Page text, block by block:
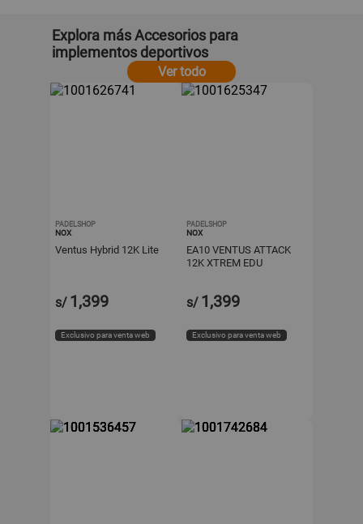
Explora más Accesorios para
implementos deportivos
Ver todo
PADELSHOP
NOX
Ventus Hybrid 12K Lite
s/ 1,399
Exclusivo para venta web
PADELSHOP
NOX
EA10 VENTUS ATTACK
12K XTREM EDU
s/ 1,399
Exclusivo para venta web